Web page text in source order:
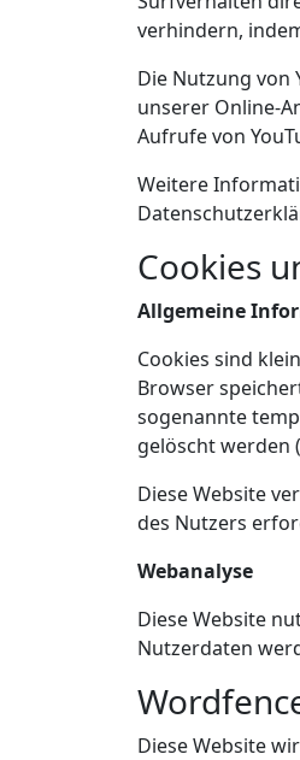
verhindern,
Die Nutzung von
unserer Online-
Aufrufe von
Weitere
Cookies
Allgemeine
Cookies sind
Browser
sogenannte
gelöscht werden
Diese Website
des Nutzers
Webanalyse
Diese Website
Nutzerdaten
Diese Website